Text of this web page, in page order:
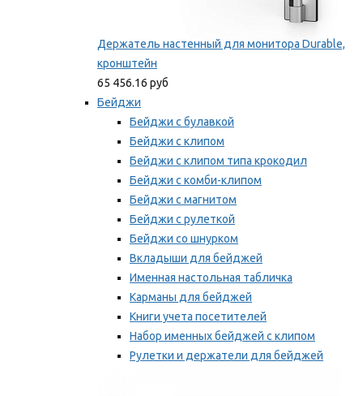
Держатель настенный для монитора Durable,
кронштейн
65 456.16 руб
Бейджи
Бейджи с булавкой
Бейджи с клипом
Бейджи с клипом типа крокодил
Бейджи с комби-клипом
Бейджи с магнитом
Бейджи с рулеткой
Бейджи со шнурком
Вкладыши для бейджей
Именная настольная табличка
Карманы для бейджей
Книги учета посетителей
Набор именных бейджей с клипом
Рулетки и держатели для бейджей